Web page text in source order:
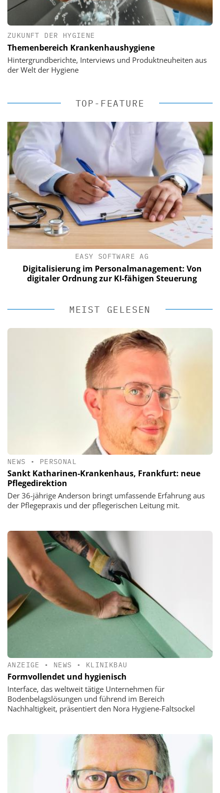
ZUKUNFT DER HYGIENE
Themenbereich Krankenhaushygiene
Hintergrundberichte, Interviews und Produktneuheiten aus
der Welt der Hygiene
TOP-FEATURE
EASY SOFTWARE AG
Digitalisierung im Personalmanagement: Von
digitaler Ordnung zur KI-fähigen Steuerung
MEIST GELESEN
NEWS • PERSONAL
Sankt Katharinen-Krankenhaus, Frankfurt: neue
Pflegedirektion
Der 36-jährige Anderson bringt umfassende Erfahrung aus
der Pflegepraxis und der pflegerischen Leitung mit.
ANZEIGE • NEWS • KLINIKBAU
Formvollendet und hygienisch
Interface, das weltweit tätige Unternehmen für
Bodenbelagslösungen und führend im Bereich
Nachhaltigkeit, präsentiert den Nora Hygiene-Faltsockel